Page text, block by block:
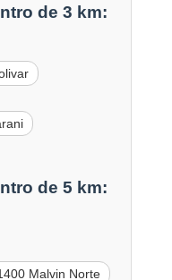
de 3 km:
de 5 km:
Malvin Norte